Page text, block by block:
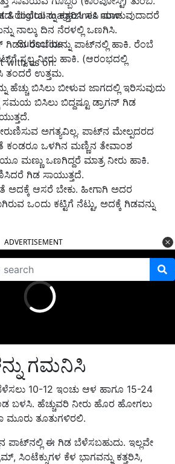
& digital magazines now
Subscribe
with us on:
ರೆಂಬೆಯನ್ನು ಕತ್ತರಿಸಿ ಸಸಿ ಮಾಡುವುದಾದರೆ
ನಾಲ್ಕು ದಿನ ನೆರಳಲ್ಲಿ ಒಣಗಿಸಿ.
ಗಿಡದ ರೆಂಬೆಯನ್ನು ಪಾಟ್‌ನಲ್ಲಿ ಹಾಕಿ. ರೆಂಬೆ
ಸ್ವಲ್ಪ ನೀರು ಹಾಕಿ. (ಆರಂಭದಲ್ಲಿ
ತಂದರೆ ಉತ್ತಮ.
ಹೆಚ್ಚು ಬಿಸಿಲು ಬೀಳುವ ಜಾಗದಲ್ಲಿ ಇರಿಸುವುದು
ಸಮಯ ಬಿಸಿಲು ಬಿದ್ದಷ್ಟೂ ಡ್ರಾಗನ್ ಗಿಡ
ಅಗತ್ಯವಿಲ್ಲ. ಪಾಟ್‌ನ ಮೇಲ್ಪದರದ
ಕಂಡರೂ ಒಳಗಿನ ಮಣ್ಣಿನ ತೇವಾಂಶ
ಮಣ್ಣು ಒಣಗಿದ್ದರೆ ಮಾತ್ರ ನೀರು ಹಾಕಿ.
ಗಿಡ ಸಾಯುತ್ತದೆ.
ಅದಕ್ಕೆ ಆಸರೆ ಬೇಕು. ಹೀಗಾಗಿ ಅದರ
ಒಂದು ಕಟ್ಟಿಗೆ ನೆಟ್ಟು, ಅದಕ್ಕೆ ಗಿಡವನ್ನು
ADVERTISEMENT
ಗಮನಿಸಿ
10-12 ಇಂಚು ಆಳ ಹಾಗೂ 15-24
ಬಳಸಿ. ಹೆಚ್ಚುವರಿ ನೀರು ಹೊರ ಹೋಗಲು
ಮೂರು ತೂತುಗಳಿರಲಿ.
ಪಾಟ್‌ನಲ್ಲಿ ಈ ಗಿಡ ಬೆಳೆಸಬಹುದು. ಇಲ್ಲವೇ
ಸಿಂಟೆಕ್ಸುಗಳ ಕೆಳ ಭಾಗವನ್ನು ಕತ್ತರಿಸಿ,